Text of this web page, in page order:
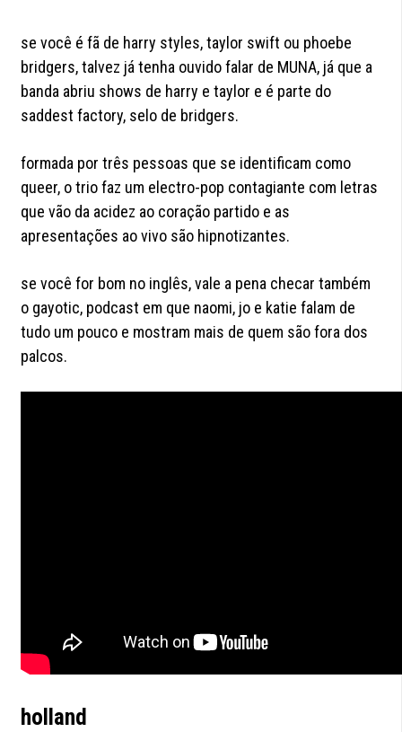
se você é fã de harry styles, taylor swift ou phoebe
bridgers, talvez já tenha ouvido falar de MUNA, já que a
banda abriu shows de harry e taylor e é parte do
saddest factory, selo de bridgers.
formada por três pessoas que se identificam como
queer, o trio faz um electro-pop contagiante com letras
que vão da acidez ao coração partido e as
apresentações ao vivo são hipnotizantes.
se você for bom no inglês, vale a pena checar também
o gayotic, podcast em que naomi, jo e katie falam de
tudo um pouco e mostram mais de quem são fora dos
palcos.
holland